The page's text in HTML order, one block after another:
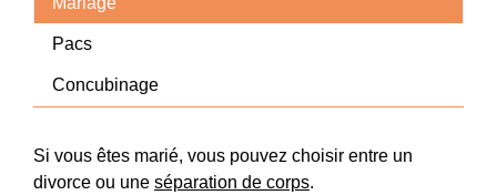
Pacs
Concubinage
Si vous êtes marié, vous pouvez choisir entre un
divorce ou une séparation de corps.